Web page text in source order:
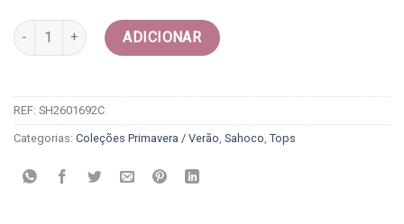
Quantidade de Corpete em Tule Estruturado - Sahoco
ADICIONAR
REF: SH2601692C
Categorias: Coleções Primavera / Verão Sahoco Tops